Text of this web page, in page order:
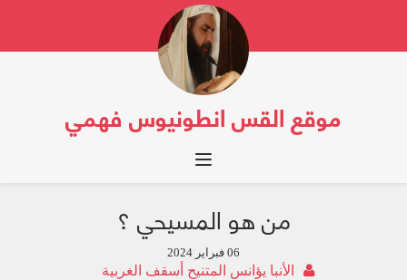
موقع القس انطونيوس فهمي
Toggle navigation
من هو المسيحي ؟
06 فبراير 2024
الأنبا يؤانس المتنيح أسقف الغربية